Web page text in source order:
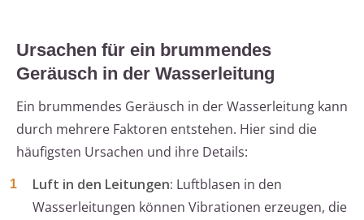
Ursachen für ein brummendes
Geräusch in der Wasserleitung
Ein brummendes Geräusch in der Wasserleitung kann
durch mehrere Faktoren entstehen. Hier sind die
häufigsten Ursachen und ihre Details:
Luft in den Leitungen: Luftblasen in den
Wasserleitungen können Vibrationen erzeugen, die